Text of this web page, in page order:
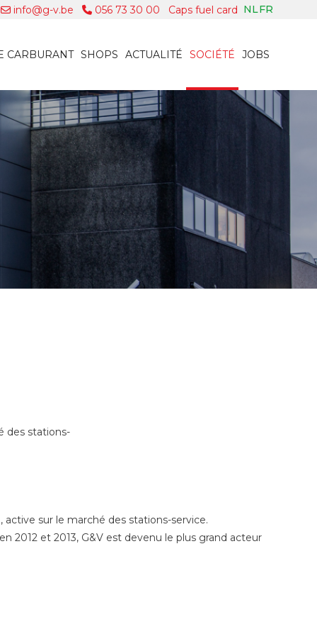
info@g-v.be 056 73 30 00 Caps fuel card NLFR
CARBURANT SHOPS ACTUALITÉ SOCIÉTÉ JOBS
des stations-
sur le marché des stations-service.
2012 et 2013, G&V est devenu le plus grand acteur